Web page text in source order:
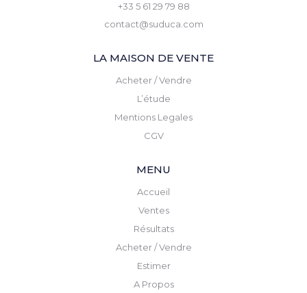
+33 5 61 29 79 88
contact@suduca.com
LA MAISON DE VENTE
Acheter / Vendre
L’étude
Mentions Legales
CGV
MENU
Accueil
Ventes
Résultats
Acheter / Vendre
Estimer
A Propos